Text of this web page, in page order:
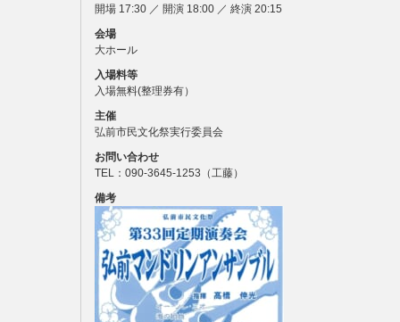
開場 17:30 ／ 開演 18:00 ／ 終演 20:15
会場
大ホール
入場料等
入場無料(整理券有）
主催
弘前市民文化祭実行委員会
お問い合わせ
TEL：090-3645-1253（工藤）
備考